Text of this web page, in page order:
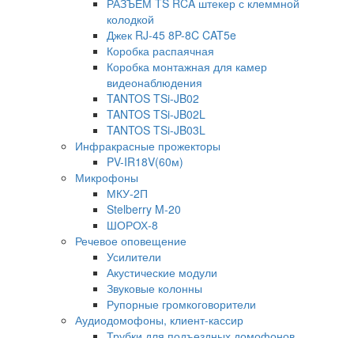
колодкой
Джек RJ-45 8P-8C CAT5e
Коробка распаячная
Коробка монтажная для камер
видеонаблюдения
TANTOS TSi-JB02
TANTOS TSi-JB02L
TANTOS TSi-JB03L
Инфракрасные прожекторы
PV-IR18V(60м)
Микрофоны
МКУ-2П
Stelberry M-20
ШОРОХ-8
Речевое оповещение
Усилители
Акустические модули
Звуковые колонны
Рупорные громкоговорители
Аудиодомофоны, клиент-кассир